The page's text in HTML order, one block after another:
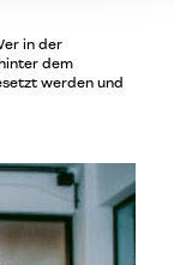
in der
dem
werden und